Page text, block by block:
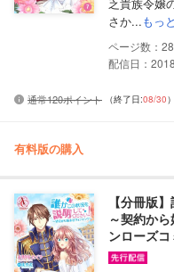
さか...もっ
28
配信日：
通常120ポイント （終了日:08/30）
有料版の購入
【分冊版
～契約か
ンローズコ